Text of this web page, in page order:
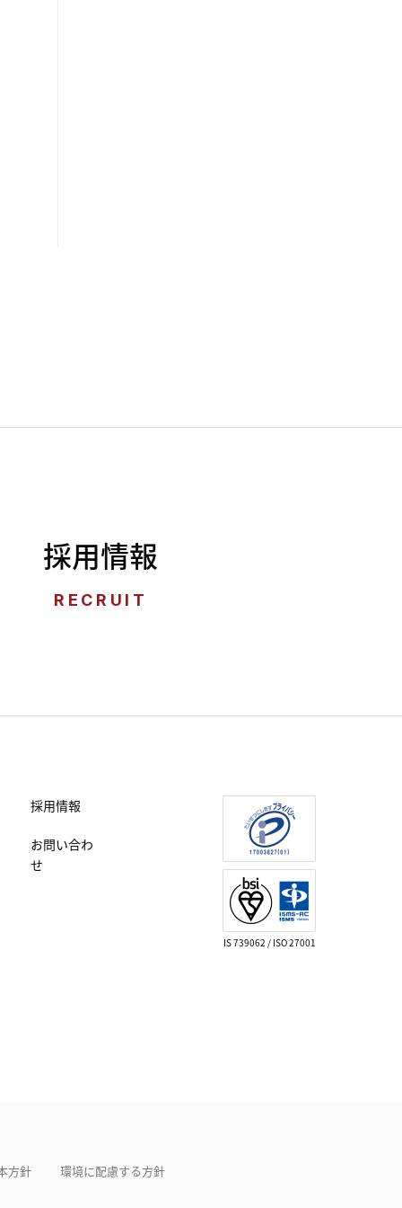
採用情報
RECRUIT
採用情報
お問い合わ
せ
IS 739062 / ISO 27001
方針 環境に配慮する方針